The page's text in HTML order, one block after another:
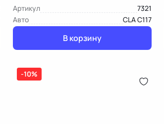
Артикул
7321
Авто
CLA C117
В корзину
-10%